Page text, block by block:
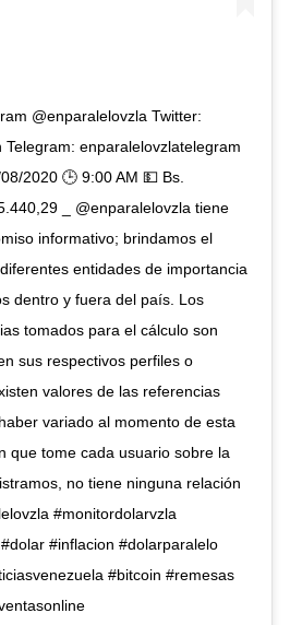
@enparalelovzla Twitter:
enparalelovzlatelegram
2020 🕒 9:00 AM 💵 Bs.
_ @enparalelovzla tiene
informativo; brindamos el
entidades de importancia
dentro y fuera del país. Los
tomados para el cálculo son
sus respectivos perfiles o
valores de las referencias
variado al momento de esta
que tome cada usuario sobre la
no tiene ninguna relación
#monitordolarvzla
#inflacion #dolarparalelo
#bitcoin #remesas